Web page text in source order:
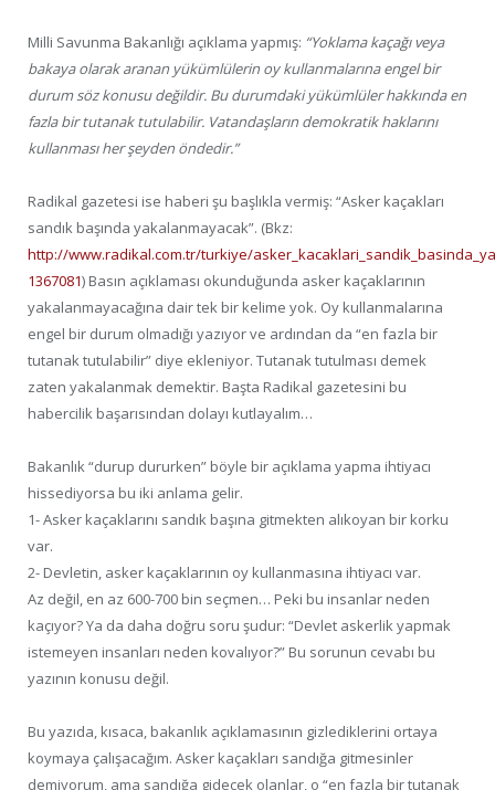
Milli Savunma Bakanlığı açıklama yapmış: “Yoklama kaçağı veya
bakaya olarak aranan yükümlülerin oy kullanmalarına engel bir
durum söz konusu değildir. Bu durumdaki yükümlüler hakkında en
fazla bir tutanak tutulabilir. Vatandaşların demokratik haklarını
kullanması her şeyden öndedir.”
Radikal gazetesi ise haberi şu başlıkla vermiş: “Asker kaçakları
sandık başında yakalanmayacak”. (Bkz:
http://www.radikal.com.tr/turkiye/
1367081) Basın açıklaması okunduğunda asker kaçaklarının
yakalanmayacağına dair tek bir kelime yok. Oy kullanmalarına
engel bir durum olmadığı yazıyor ve ardından da “en fazla bir
tutanak tutulabilir” diye ekleniyor. Tutanak tutulması demek
zaten yakalanmak demektir. Başta Radikal gazetesini bu
habercilik başarısından dolayı kutlayalım…
Bakanlık “durup dururken” böyle bir açıklama yapma ihtiyacı
hissediyorsa bu iki anlama gelir.
1- Asker kaçaklarını sandık başına gitmekten alıkoyan bir korku
var.
2- Devletin, asker kaçaklarının oy kullanmasına ihtiyacı var.
Az değil, en az 600-700 bin seçmen… Peki bu insanlar neden
kaçıyor? Ya da daha doğru soru şudur: “Devlet askerlik yapmak
istemeyen insanları neden kovalıyor?” Bu sorunun cevabı bu
yazının konusu değil.
Bu yazıda, kısaca, bakanlık açıklamasının gizlediklerini ortaya
koymaya çalışacağım. Asker kaçakları sandığa gitmesinler
demiyorum, ama sandığa gidecek olanlar, o “en fazla bir tutanak